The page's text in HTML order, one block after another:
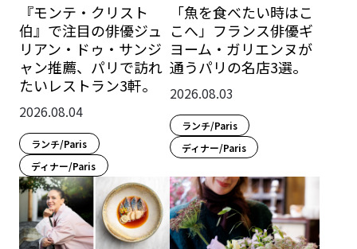
『モンテ・クリスト
伯』で注目の俳優ジュ
リアン・ドゥ・サンジ
ャン推薦、パリで訪れ
たいレストラン3軒。
2026.08.04
ランチ/Paris
ディナー/Paris
「魚を食べたい時はこ
こへ」フランス俳優ギ
ヨーム・ガリエンヌが
通うパリの名店3選。
2026.08.03
ランチ/Paris
ディナー/Paris